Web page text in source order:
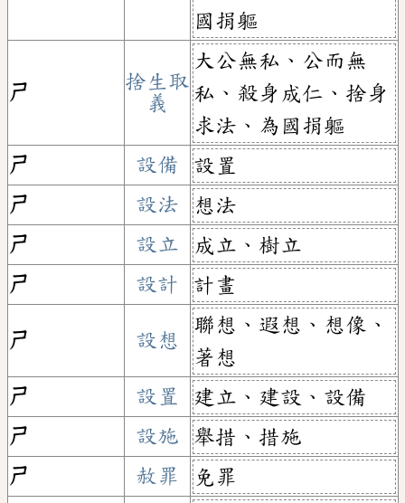
國捐軀
ㄕ
捨生取
義
大公無私、公而無
私、殺身成仁、捨身
求法、為國捐軀
ㄕ
設備
設置
ㄕ
設法
想法
ㄕ
設立
成立、樹立
ㄕ
設計 計畫
ㄕ 設想
聯想、遐想、想像、
著想
ㄕ
設置
建立、建設、設備
ㄕ
設施
舉措、措施
ㄕ
赦罪
免罪